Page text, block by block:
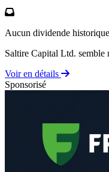
Aucun dividende
Saltire Capital Ltd. semble
Voir en détails
Sponsorisé